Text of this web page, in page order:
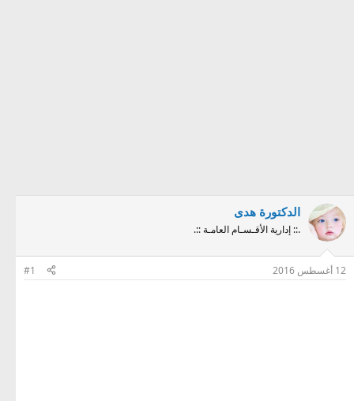
الدكتورة هدى
.:: إدارية الأقـسـام العامـة ::.
12 أغسطس 2016 #1